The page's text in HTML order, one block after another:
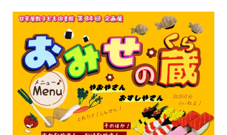
お知らせ
イベント
図書館地図PDF
よくあるご質問
マンガ「雨宮敬二郎」